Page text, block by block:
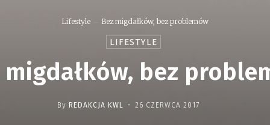
Lifestyle Bez migdałków, bez problemów
LIFESTYLE
migdałków, bez
By REDAKCJA KWL - 26 CZERWCA 2017